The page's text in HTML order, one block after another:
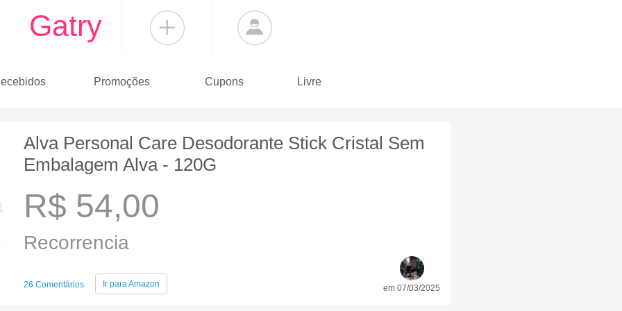
Gatry
Promoções Cupons Livre
Alva Personal Care Desodorante Stick Cristal Sem
Embalagem Alva - 120G
R$ 54,00
Recorrencia
26 Comentários Ir paraAmazon em 07/03/2025